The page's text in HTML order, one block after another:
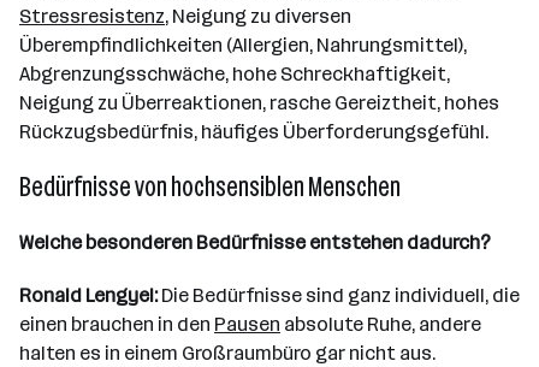
Stressresistenz, Neigung zu diversen
Überempfindlichkeiten (Allergien, Nahrungsmittel),
Abgrenzungsschwäche, hohe Schreckhaftigkeit,
Neigung zu Überreaktionen, rasche Gereiztheit, hohes
Rückzugsbedürfnis, häufiges Überforderungsgefühl.
Bedürfnisse von hochsensiblen Menschen
Welche besonderen Bedürfnisse entstehen dadurch?
Ronald Lengyel:Die Bedürfnisse sind ganz individuell, die
einen brauchen in den Pausen absolute Ruhe, andere
halten es in einem Großraumbüro gar nicht aus.